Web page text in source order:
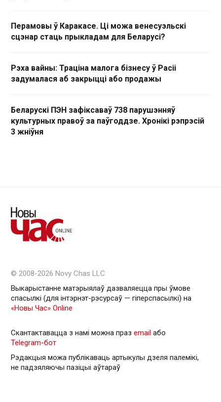
Перамовы ў Каракасе. Ці можа венесуэльскі
сцэнар стаць прыкладам для Беларусі?
Рэха вайны: Траціна малога бізнесу ў Расіі
задумалася аб закрыцці або продажы
Беларускі ПЭН зафіксаваў 738 парушэнняў
культурных правоў за паўгоддзе. Хронікі рэпрэсій
3 жніўня
© 2008-2026 Novy Chas LLC
Выкарыстанне матэрыялаў дазваляецца пры ўмове
спасылкі (для інтэрнэт-рэсурсаў — гiперспасылкi) на
«Новы Час» Online
Скантактавацца з намі можна праз email або
Telegram-бот
Рэдакцыя можа публікаваць артыкулы дзеля палемікі,
не падзяляючы пазіцыі аўтараў